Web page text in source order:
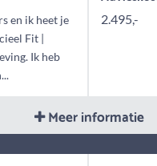
en ik heet je
Fit |
Ik heb
2.495,-
Meer informatie